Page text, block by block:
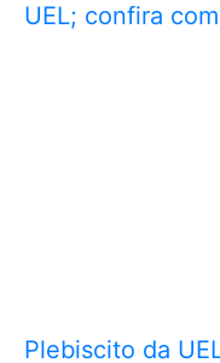
UEL; confira
Plebiscito da